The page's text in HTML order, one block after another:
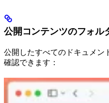
公開コンテンツのフォル
公開したすべてのドキュメン
確認できます：